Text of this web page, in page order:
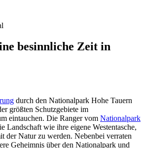
besinnliche Zeit in
durch den Nationalpark Hohe Tauern
größten Schutzgebiete im
eintauchen. Die Ranger vom Nationalpark
Landschaft wie ihre eigene Westentasche,
der Natur zu werden. Nebenbei verraten
Geheimnis über den Nationalpark und